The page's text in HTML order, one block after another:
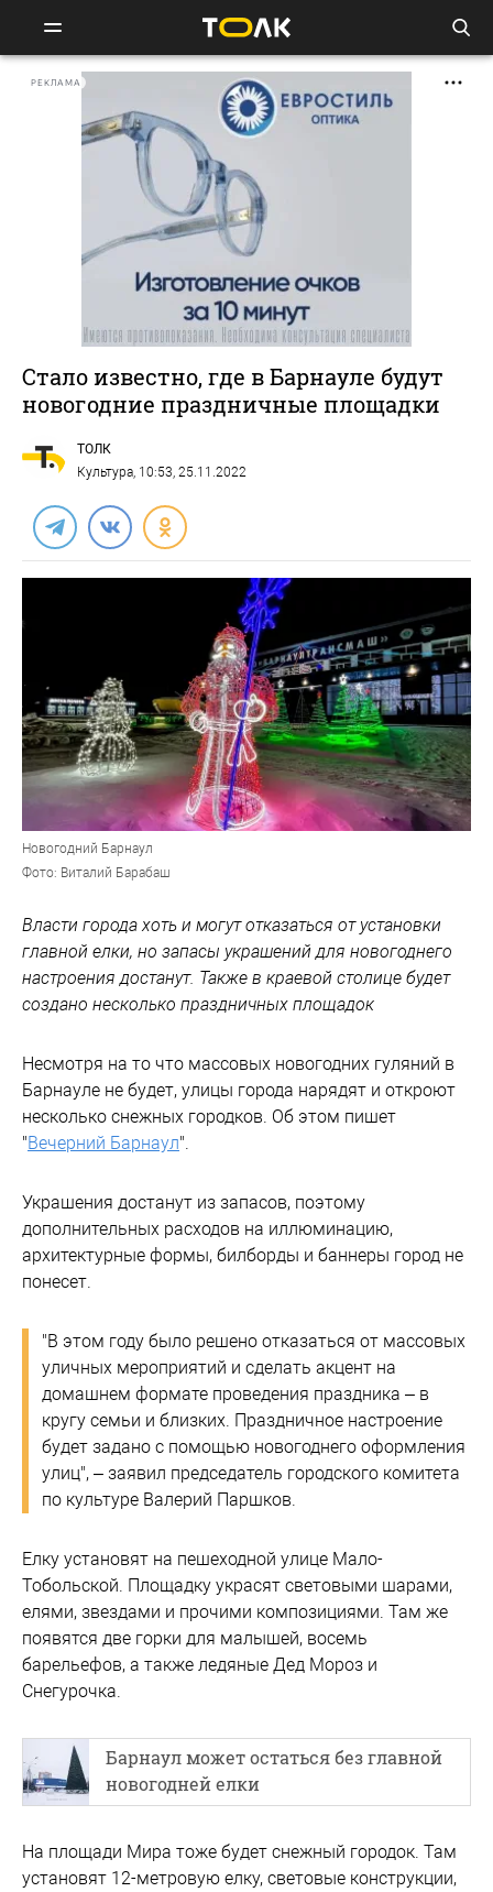
РЕКЛАМА
Стало известно, где в Барнауле будут
новогодние праздничные площадки
ТОЛК
Культура, 10:53, 25.11.2022
Новогодний Барнаул
Фото: Виталий Барабаш
Власти города хоть и могут отказаться от установки
главной елки, но запасы украшений для новогоднего
настроения достанут. Также в краевой столице будет
создано несколько праздничных площадок
Несмотря на то что массовых новогодних гуляний в
Барнауле не будет, улицы города нарядят и откроют
несколько снежных городков. Об этом пишет
"Вечерний Барнаул".
Украшения достанут из запасов, поэтому
дополнительных расходов на иллюминацию,
архитектурные формы, билборды и баннеры город не
понесет.
"В этом году было решено отказаться от массовых
уличных мероприятий и сделать акцент на
домашнем формате проведения праздника – в
кругу семьи и близких. Праздничное настроение
будет задано с помощью новогоднего оформления
улиц", – заявил председатель городского комитета
по культуре Валерий Паршков.
Елку установят на пешеходной улице Мало-
Тобольской. Площадку украсят световыми шарами,
елями, звездами и прочими композициями. Там же
появятся две горки для малышей, восемь
барельефов, а также ледяные Дед Мороз и
Снегурочка.
Барнаул может остаться без главной
новогодней елки
На площади Мира тоже будет снежный городок. Там
установят 12-метровую елку, световые конструкции,